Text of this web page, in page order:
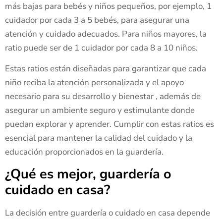
más bajas para bebés y niños pequeños, por ejemplo, 1
cuidador por cada 3 a 5 bebés, para asegurar una
atención y cuidado adecuados. Para niños mayores, la
ratio puede ser de 1 cuidador por cada 8 a 10 niños.
Estas ratios están diseñadas para garantizar que cada
niño reciba la atención personalizada y el apoyo
necesario para su desarrollo y bienestar , además de
asegurar un ambiente seguro y estimulante donde
puedan explorar y aprender. Cumplir con estas ratios es
esencial para mantener la calidad del cuidado y la
educación proporcionados en la guardería.
¿Qué es mejor, guardería o
cuidado en casa?
La decisión entre guardería o cuidado en casa depende